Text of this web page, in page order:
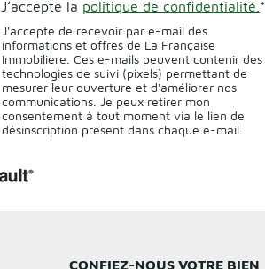
J’accepte la politique de confidentialité. *
J'accepte de recevoir par e-mail des
informations et offres de La Française
Immobilière. Ces e-mails peuvent contenir des
technologies de suivi (pixels) permettant de
mesurer leur ouverture et d'améliorer nos
communications. Je peux retirer mon
consentement à tout moment via le lien de
désinscription présent dans chaque e-mail.
CONFIEZ-NOUS VOTRE BIEN